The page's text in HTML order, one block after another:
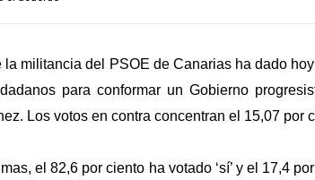
militancia del PSOE de Canarias ha dado hoy
para conformar un Gobierno
Los votos en contra concentran el 15,07 por
el 82,6 por ciento ha votado ‘sí’ y el 17,4 por